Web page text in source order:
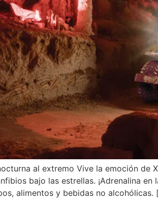
al extremo Vive la emoción
bajo las estrellas. ¡Adrenalina
alimentos y bebidas no alcohólicas.